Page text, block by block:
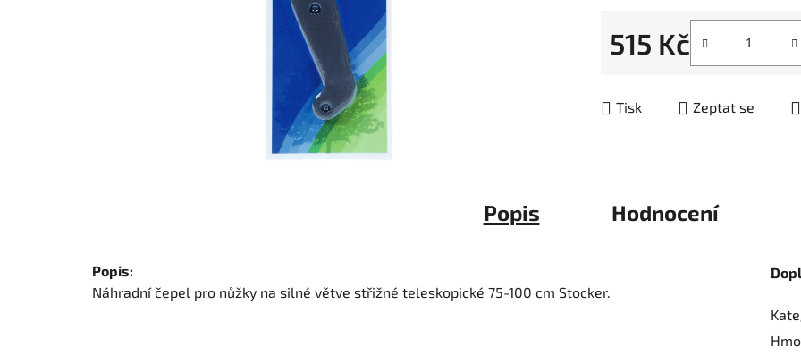
515 Kč
Tisk Zeptat se
Popis Hodnocení
Popis:
Náhradní čepel pro nůžky na silné větve střižné teleskopické 75-100 cm Stocker.